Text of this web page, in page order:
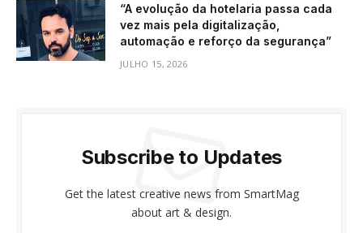
“A evolução da hotelaria passa cada
vez mais pela digitalização,
automação e reforço da segurança”
JULHO 15, 2026
Subscribe to Updates
Get the latest creative news from SmartMag
about art & design.